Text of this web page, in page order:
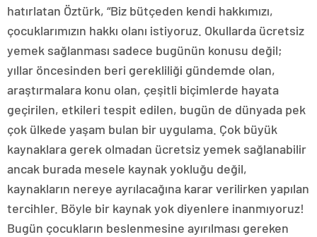
hatırlatan Öztürk, “Biz bütçeden kendi hakkımızı,
çocuklarımızın hakkı olanı istiyoruz. Okullarda ücretsiz
yemek sağlanması sadece bugünün konusu değil;
yıllar öncesinden beri gerekliliği gündemde olan,
araştırmalara konu olan, çeşitli biçimlerde hayata
geçirilen, etkileri tespit edilen, bugün de dünyada pek
çok ülkede yaşam bulan bir uygulama. Çok büyük
kaynaklara gerek olmadan ücretsiz yemek sağlanabilir
ancak burada mesele kaynak yokluğu değil,
kaynakların nereye ayrılacağına karar verilirken yapılan
tercihler. Böyle bir kaynak yok diyenlere inanmıyoruz!
Bugün çocukların beslenmesine ayırılması gereken